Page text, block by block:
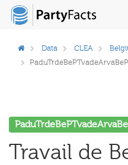
Data CLEA
Travail de